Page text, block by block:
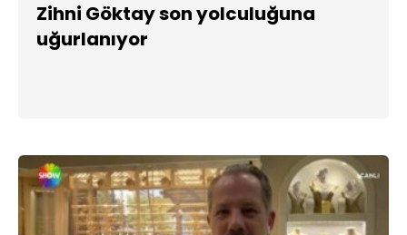
Zihni Göktay son yolculuğuna
uğurlanıyor